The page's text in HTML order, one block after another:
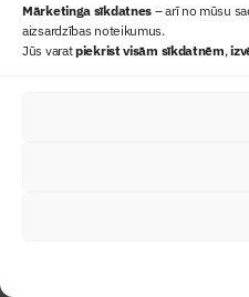
Mārketinga sīkdatnes – arī no mūsu
aizsardzības noteikumus.
Jūs varatpiekrist visām sīkdatnēm,